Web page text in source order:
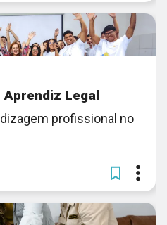
Aprendiz Legal
profissional no